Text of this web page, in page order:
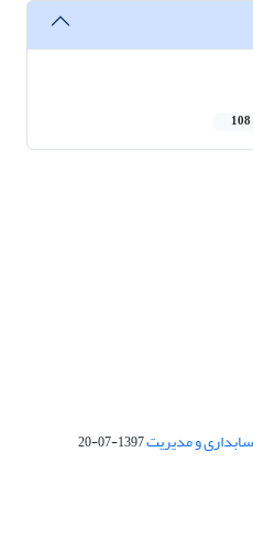
108
و مدیریت1397-07-20